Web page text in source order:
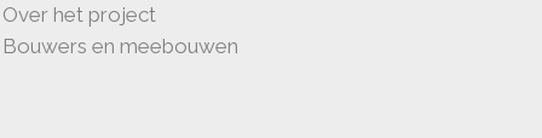
Over het project
Bouwers en meebouwen